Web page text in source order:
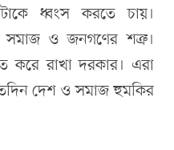
ধ্বংস করতে চায়।
সমাজ ও জনগণের শত্রু।
করে রাখা দরকার। এরা
দেশ ও সমাজ হুমকির